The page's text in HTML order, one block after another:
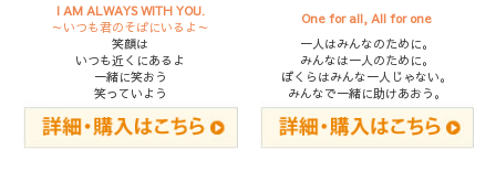
I AM ALWAYS WITH YOU.
～いつも君のそばにいるよ～
One for all, All for one
笑顔は
いつも近くにあるよ
一緒に笑おう
笑っていよう
一人はみんなのために。
みんなは一人のために。
ぼくらはみんな一人じゃない。
みんなで一緒に助けあおう。